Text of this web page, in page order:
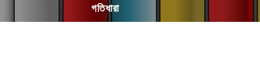
গতিধারা